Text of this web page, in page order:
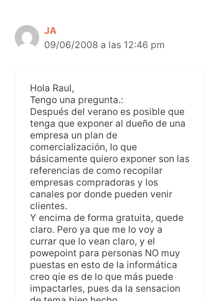
JA
09/06/2008 a las 12:46 pm
Hola Raul,
Tengo una pregunta.:
Después del verano es posible que
tenga que exponer al dueño de una
empresa un plan de
comercialización, lo que
básicamente quiero exponer son las
referencias de como recopilar
empresas compradoras y los
canales por donde pueden venir
clientes.
Y encima de forma gratuita, quede
claro. Pero ya que me lo voy a
currar que lo vean claro, y el
powepoint para personas NO muy
puestas en esto de la informática
creo qie es de lo que más puede
impactarles, pues da la sensacion